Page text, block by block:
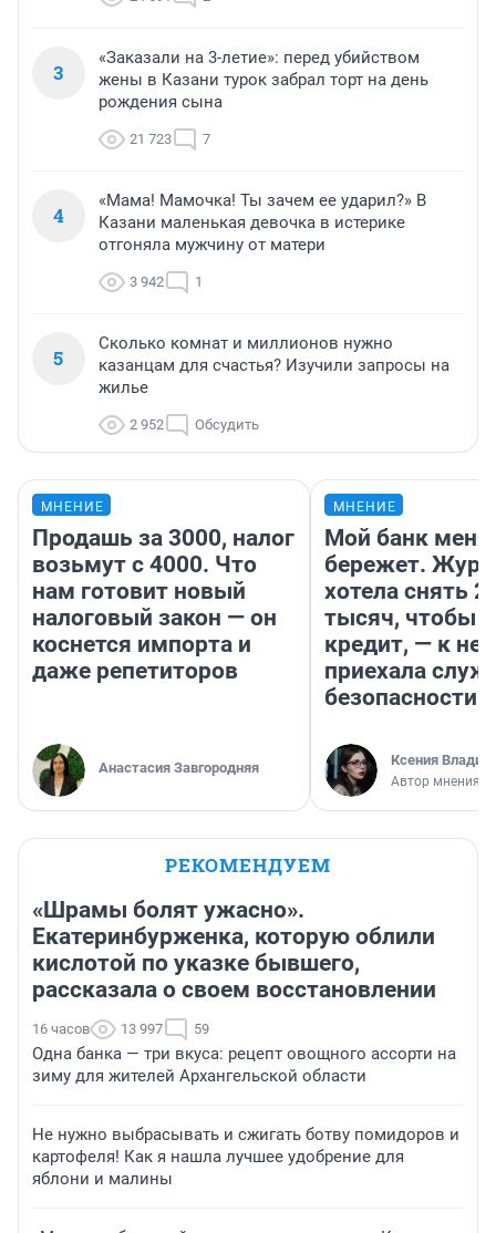
3
«Заказали на 3-летие»: перед убийством
жены в Казани турок забрал торт на день
рождения сына
21 723 7
4
«Мама! Мамочка! Ты зачем ее ударил?» В
Казани маленькая девочка в истерике
отгоняла мужчину от матери
3 942 1
5
Сколько комнат и миллионов нужно
казанцам для счастья? Изучили запросы на
жилье
2 952 Обсудить
МНЕНИЕ
Продашь за 3000, налог
возьмут с 4000. Что
нам готовит новый
налоговый закон — он
коснется импорта и
даже репетиторов
Анастасия Завгородняя
МНЕНИЕ
Мой банк меня
бережет.
хотела снять
тысяч, чтобы
кредит, — к
приехала
безопасности
Ксения
Автор мнения
РЕКОМЕНДУЕМ
«Шрамы болят ужасно».
Екатеринбурженка, которую облили
кислотой по указке бывшего,
рассказала о своем восстановлении
16 часов 13 997 59
Одна банка — три вкуса: рецепт овощного ассорти на
зиму для жителей Архангельской области
Не нужно выбрасывать и сжигать ботву помидоров и
картофеля! Как я нашла лучшее удобрение для
яблони и малины